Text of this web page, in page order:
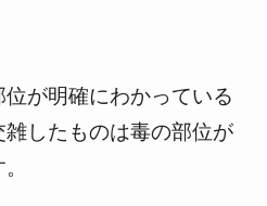
位が明確にわかっている
したものは毒の部位が